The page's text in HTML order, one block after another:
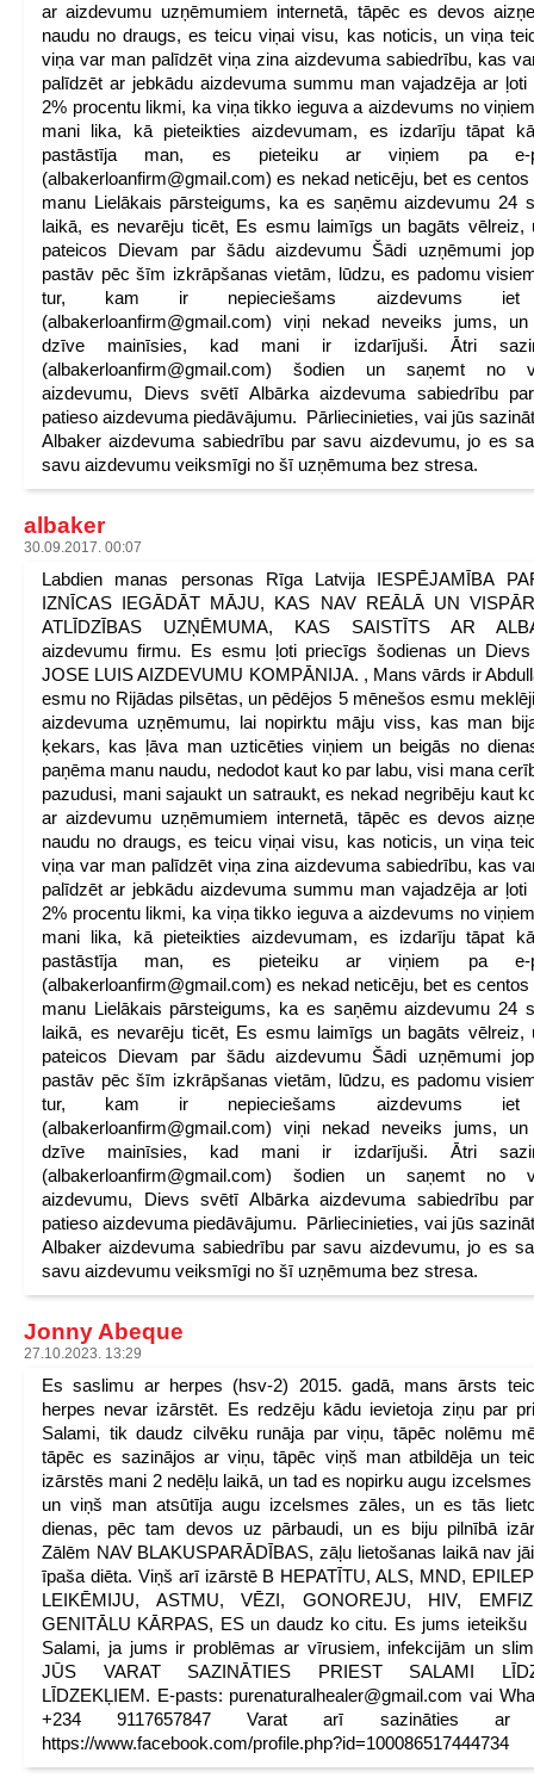
ar aizdevumu uzņēmumiem internetā, tāpēc es devos
naudu no draugs, es teicu viņai visu, kas noticis, un viņa
viņa var man palīdzēt viņa zina aizdevuma sabiedrību, kas
palīdzēt ar jebkādu aizdevuma summu man vajadzēja ar ļoti
2% procentu likmi, ka viņa tikko ieguva a aizdevums no
mani lika, kā pieteikties aizdevumam, es izdarīju tāpat
pastāstīja man, es pieteiku ar viņiem pa e-
(albakerloanfirm@gmail.com) es nekad neticēju, bet es
manu Lielākais pārsteigums, ka es saņēmu aizdevumu 24
laikā, es nevarēju ticēt, Es esmu laimīgs un bagāts vēlreiz,
pateicos Dievam par šādu aizdevumu Šādi uzņēmumi
pastāv pēc šīm izkrāpšanas vietām, lūdzu, es padomu
tur, kam ir nepieciešams aizdevums
(albakerloanfirm@gmail.com) viņi nekad neveiks jums,
dzīve mainīsies, kad mani ir izdarījuši. Ātri
(albakerloanfirm@gmail.com) šodien un saņemt no
aizdevumu, Dievs svētī Albārka aizdevuma sabiedrību
patieso aizdevuma piedāvājumu. Pārliecinieties, vai jūs
Albaker aizdevuma sabiedrību par savu aizdevumu, jo es
savu aizdevumu veiksmīgi no šī uzņēmuma bez stresa.
albaker
30.09.2017. 00:07
Labdien manas personas Rīga Latvija IESPĒJAMĪBA
IZNĪCAS IEGĀDĀT MĀJU, KAS NAV REĀLĀ UN
ATLĪDZĪBAS UZŅĒMUMA, KAS SAISTĪTS AR
aizdevumu firmu. Es esmu ļoti priecīgs šodienas un
JOSE LUIS AIZDEVUMU KOMPĀNIJA. , Mans vārds ir
esmu no Rijādas pilsētas, un pēdējos 5 mēnešos esmu
aizdevuma uzņēmumu, lai nopirktu māju viss, kas man
ķekars, kas ļāva man uzticēties viņiem un beigās no
paņēma manu naudu, nedodot kaut ko par labu, visi mana
pazudusi, mani sajaukt un satraukt, es nekad negribēju kaut
ar aizdevumu uzņēmumiem internetā, tāpēc es devos
naudu no draugs, es teicu viņai visu, kas noticis, un viņa
viņa var man palīdzēt viņa zina aizdevuma sabiedrību, kas
palīdzēt ar jebkādu aizdevuma summu man vajadzēja ar ļoti
2% procentu likmi, ka viņa tikko ieguva a aizdevums no
mani lika, kā pieteikties aizdevumam, es izdarīju tāpat
pastāstīja man, es pieteiku ar viņiem pa e-
(albakerloanfirm@gmail.com) es nekad neticēju, bet es
manu Lielākais pārsteigums, ka es saņēmu aizdevumu 24
laikā, es nevarēju ticēt, Es esmu laimīgs un bagāts vēlreiz,
pateicos Dievam par šādu aizdevumu Šādi uzņēmumi
pastāv pēc šīm izkrāpšanas vietām, lūdzu, es padomu
tur, kam ir nepieciešams aizdevums
(albakerloanfirm@gmail.com) viņi nekad neveiks jums,
dzīve mainīsies, kad mani ir izdarījuši. Ātri
(albakerloanfirm@gmail.com) šodien un saņemt no
aizdevumu, Dievs svētī Albārka aizdevuma sabiedrību
patieso aizdevuma piedāvājumu. Pārliecinieties, vai jūs
Albaker aizdevuma sabiedrību par savu aizdevumu, jo es
savu aizdevumu veiksmīgi no šī uzņēmuma bez stresa.
Jonny Abeque
27.10.2023. 13:29
Es saslimu ar herpes (hsv-2) 2015. gadā, mans ārsts
herpes nevar izārstēt. Es redzēju kādu ievietoja ziņu par
Salami, tik daudz cilvēku runāja par viņu, tāpēc nolēmu
tāpēc es sazinājos ar viņu, tāpēc viņš man atbildēja un
izārstēs mani 2 nedēļu laikā, un tad es nopirku augu
un viņš man atsūtīja augu izcelsmes zāles, un es tās
dienas, pēc tam devos uz pārbaudi, un es biju pilnībā
Zālēm NAV BLAKUSPARĀDĪBAS, zāļu lietošanas laikā nav
īpaša diēta. Viņš arī izārstē B HEPATĪTU, ALS, MND,
LEIKĒMIJU, ASTMU, VĒZI, GONOREJU, HIV,
GENITĀLU KĀRPAS, ES un daudz ko citu. Es jums ieteikšu
Salami, ja jums ir problēmas ar vīrusiem, infekcijām un
JŪS VARAT SAZINĀTIES PRIEST SALAMI
LĪDZEKĻIEM. E-pasts: purenaturalhealer@gmail.com vai
+234 9117657847 Varat arī sazināties ar
https://www.facebook.com/profile.php?id=100086517444734